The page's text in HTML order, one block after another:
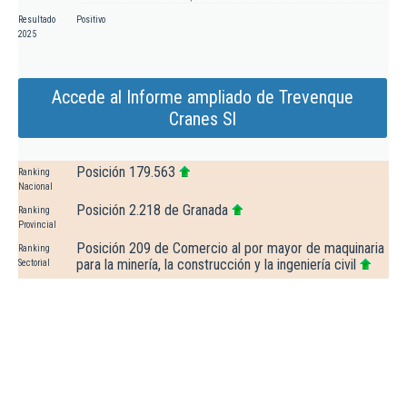
Resultado
2025
Positivo
Accede al Informe ampliado de Trevenque
Cranes Sl
Ranking
Nacional
Posición 179.563
Ranking
Provincial
Posición 2.218 de Granada
Ranking
Sectorial
Posición 209 de Comercio al por mayor de maquinaria
para la minería, la construcción y la ingeniería civil